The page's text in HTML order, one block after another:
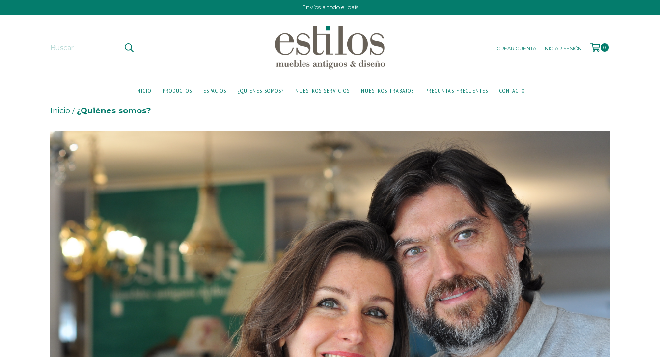
Envíos a todo el país
CREAR CUENTA INICIAR SESIÓN 0
INICIO PRODUCTOS ESPACIOS ¿QUIÉNES SOMOS? NUESTROS SERVICIOS NUESTROS TRABAJOS PREGUNTAS FRECUENTES CONTACTO
Inicio / ¿Quiénes somos?